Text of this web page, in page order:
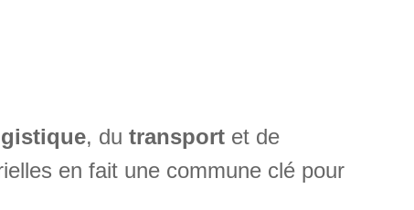
, du transport et de
en fait une commune clé pour